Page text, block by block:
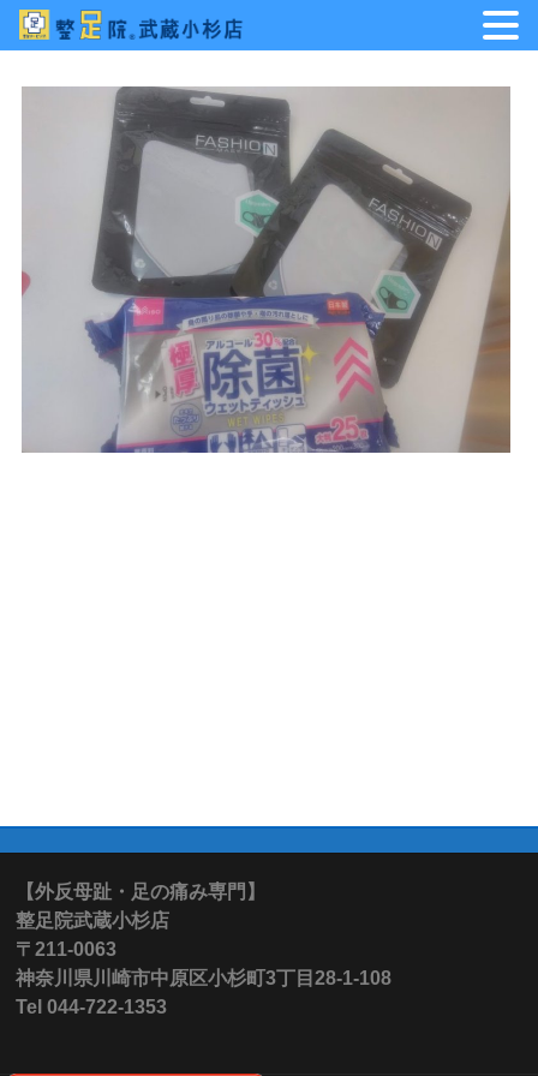
【外反母趾・足の痛み専門】
整足院武蔵小杉店
〒211-0063
神奈川県川崎市中原区小杉町3丁目28-1-108
Tel 044-722-1353